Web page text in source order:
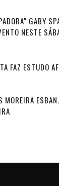
GABY
NESTE
FAZ ESTUDO
MOREIRA